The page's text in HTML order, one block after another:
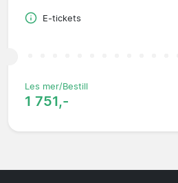
E-tickets
Les mer/Bestill
1 751,-